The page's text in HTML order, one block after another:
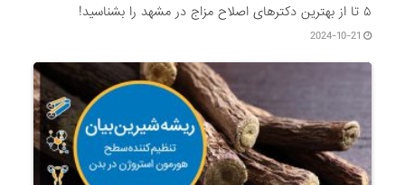
۵ تا از بهترین دکتر‌های اصلاح مزاج در مشهد را بشناسید!
2024-10-21